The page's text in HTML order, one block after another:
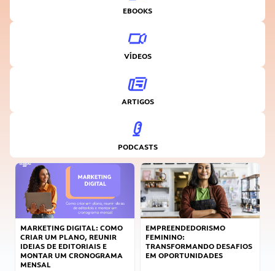
EBOOKS
VÍDEOS
ARTIGOS
PODCASTS
MARKETING DIGITAL: COMO
CRIAR UM PLANO, REUNIR
IDEIAS DE EDITORIAIS E
MONTAR UM CRONOGRAMA
MENSAL
EMPREENDEDORISMO
FEMININO:
TRANSFORMANDO DESAFIOS
EM OPORTUNIDADES